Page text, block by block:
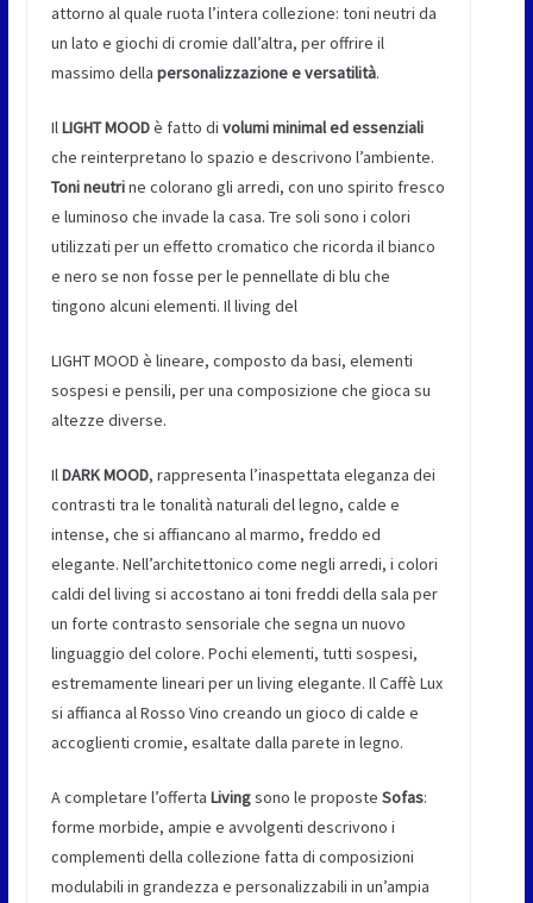
attorno al quale ruota l’intera collezione: toni neutri da
un lato e giochi di cromie dall’altra, per offrire il
massimo della personalizzazione e versatilità.
IlLIGHT MOODè fatto di volumi minimal ed essenziali
che reinterpretano lo spazio e descrivono l’ambiente.
Toni neutrine colorano gli arredi, con uno spirito fresco
e luminoso che invade la casa. Tre soli sono i colori
utilizzati per un effetto cromatico che ricorda il bianco
e nero se non fosse per le pennellate di blu che
tingono alcuni elementi. Il living del
LIGHT MOOD è lineare, composto da basi, elementi
sospesi e pensili, per una composizione che gioca su
altezze diverse.
IlDARK MOOD, rappresenta l’inaspettata eleganza dei
contrasti tra le tonalità naturali del legno, calde e
intense, che si affiancano al marmo, freddo ed
elegante. Nell’architettonico come negli arredi, i colori
caldi del living si accostano ai toni freddi della sala per
un forte contrasto sensoriale che segna un nuovo
linguaggio del colore. Pochi elementi, tutti sospesi,
estremamente lineari per un living elegante. Il Caffè Lux
si affianca al Rosso Vino creando un gioco di calde e
accoglienti cromie, esaltate dalla parete in legno.
A completare l’offerta Livingsono le proposte Sofas:
forme morbide, ampie e avvolgenti descrivono i
complementi della collezione fatta di composizioni
modulabili in grandezza e personalizzabili in un’ampia